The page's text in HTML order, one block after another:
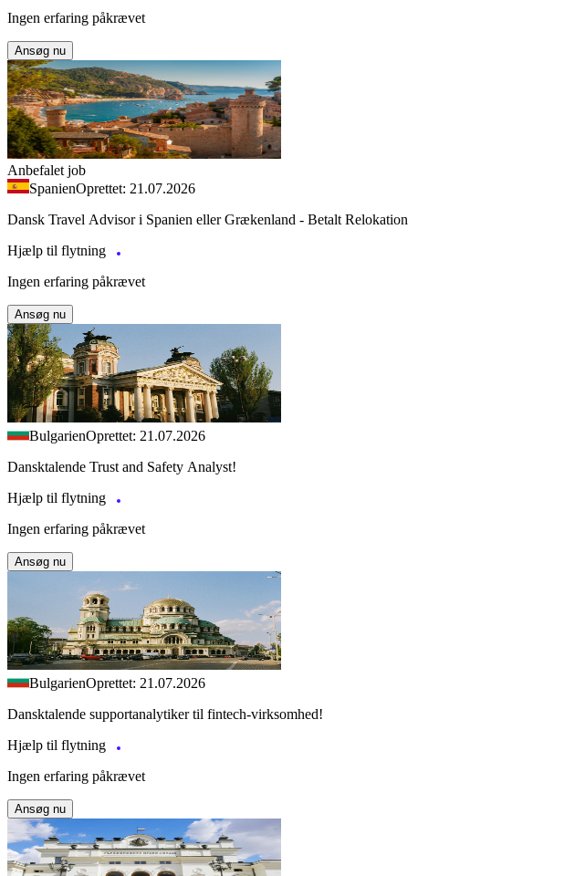
Ingen erfaring påkrævet
Ansøg nu
Anbefalet job
SpanienOprettet: 21.07.2026
Dansk Travel Advisor i Spanien eller Grækenland - Betalt Relokation
Hjælp til flytning
Ingen erfaring påkrævet
Ansøg nu
BulgarienOprettet: 21.07.2026
Dansktalende Trust and Safety Analyst!
Hjælp til flytning
Ingen erfaring påkrævet
Ansøg nu
BulgarienOprettet: 21.07.2026
Dansktalende supportanalytiker til fintech-virksomhed!
Hjælp til flytning
Ingen erfaring påkrævet
Ansøg nu